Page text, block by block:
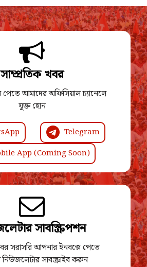
সাম্প্রতিক খবর
পেতে আমাদের অফিসিয়াল চ্যানেলে
যুক্ত হোন
Telegram
App (Coming Soon)
সাবস্ক্রিপশন
সরাসরি আপনার ইনবক্সে পেতে
সাবস্ক্রাইব করুন